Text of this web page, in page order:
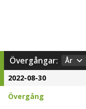
Övergångar: År
2022-08-30
Övergång